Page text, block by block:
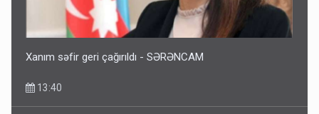
Xanım səfir geri çağırıldı - SƏRƏNCAM
13:40